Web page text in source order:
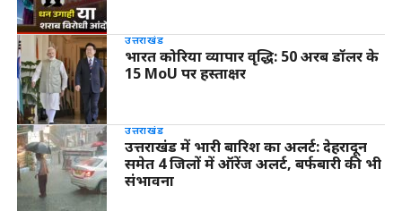
उत्तराखंड
भारत कोरिया व्यापार वृद्धि: 50 अरब डॉलर के
15 MoU पर हस्ताक्षर
उत्तराखंड
उत्तराखंड में भारी बारिश का अलर्ट: देहरादून
समेत 4 जिलों में ऑरेंज अलर्ट, बर्फबारी की भी
संभावना